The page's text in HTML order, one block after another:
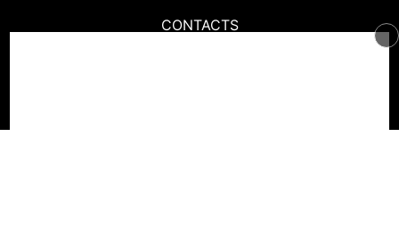
CONTACTS